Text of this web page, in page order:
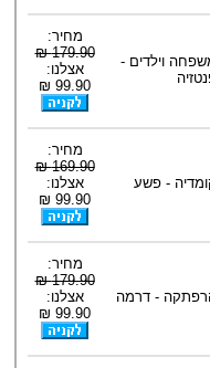
וילדים -
מחיר:
179.90 ₪
אצלנו:
99.90 ₪
- פשע
מחיר:
169.90 ₪
אצלנו:
99.90 ₪
- דרמה
מחיר:
179.90 ₪
אצלנו:
99.90 ₪